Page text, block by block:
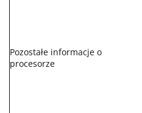
Pozostałe informacje o
procesorze